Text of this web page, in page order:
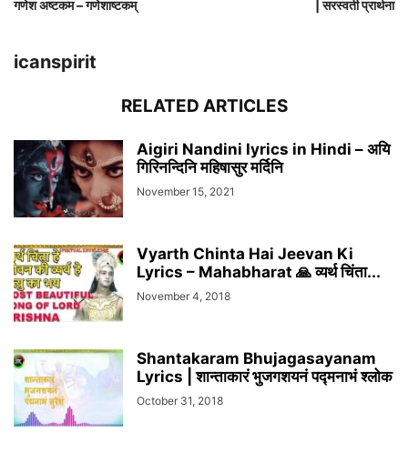
गणेश अष्टकम – गणेशाष्टकम्
| सरस्वती प्रार्थना
icanspirit
RELATED ARTICLES
Aigiri Nandini lyrics in Hindi – अयि
गिरिनन्दिनि महिषासुर मर्दिनि
November 15, 2021
Vyarth Chinta Hai Jeevan Ki
Lyrics – Mahabharat 🙏 व्यर्थ चिंता...
November 4, 2018
Shantakaram Bhujagasayanam
Lyrics | शान्ताकारं भुजगशयनं पद्मनाभं श्लोक
October 31, 2018